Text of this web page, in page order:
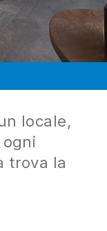
locale,
ogni
trova la